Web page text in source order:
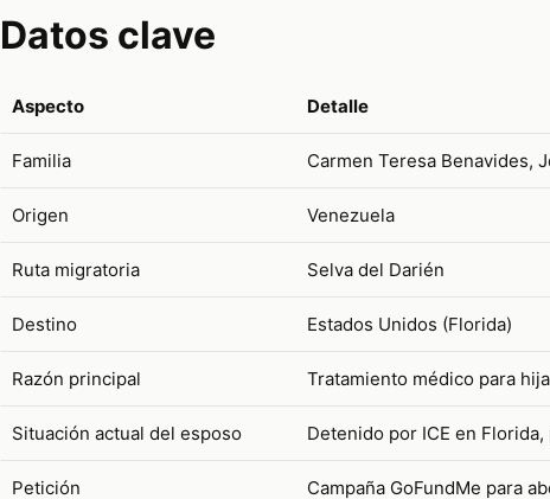
Datos clave
Aspecto Detalle
Familia Carmen Teresa Benavides,
Origen Venezuela
Ruta migratoria Selva del Darién
Destino Estados Unidos (Florida)
Razón principal Tratamiento médico para
Situación actual del esposo Detenido por ICE en
Petición Campaña GoFundMe para